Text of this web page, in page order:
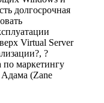
долгосрочная
Virtual Server
?
по маркетингу
(Zane